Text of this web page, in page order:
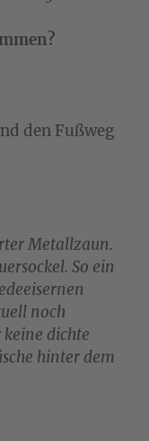
den Fußweg
Metallzaun.
So ein
noch
keine dichte
hinter dem